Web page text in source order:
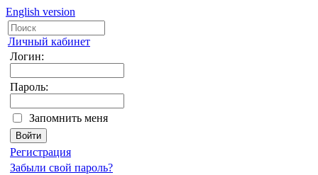
English version
Личный кабинет
Логин:
Пароль:
Запомнить меня
Регистрация
Забыли свой пароль?